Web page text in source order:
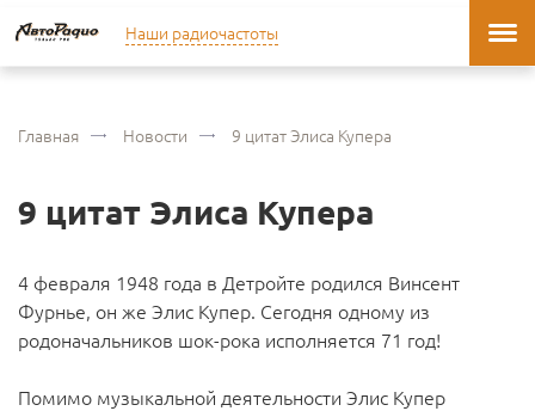
Наши радиочастоты
Главная Новости 9 цитат Элиса Купера
9 цитат Элиса Купера
4 февраля 1948 года в Детройте родился Винсент
Фурнье, он же Элис Купер. Сегодня одному из
родоначальников шок-рока исполняется 71 год!
Помимо музыкальной деятельности Элис Купер